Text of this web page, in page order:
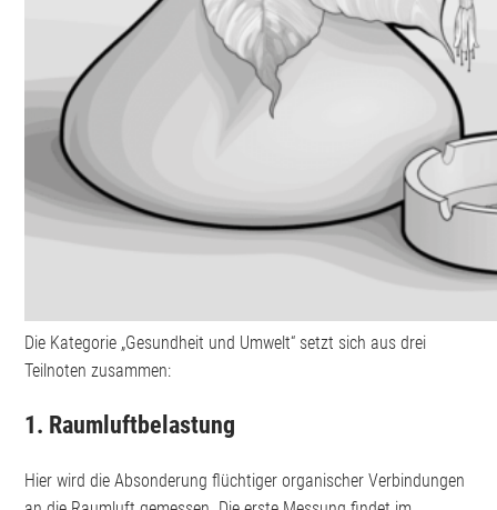
Die Kategorie „Gesundheit und Umwelt“ setzt sich aus drei
Teilnoten zusammen:
1. Raumluftbelastung
Hier wird die Absonderung flüchtiger organischer Verbindungen